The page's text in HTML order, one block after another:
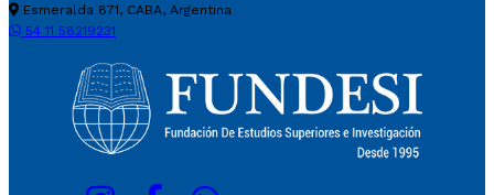
Esmeralda 871, CABA, Argentina
54 11 58219231